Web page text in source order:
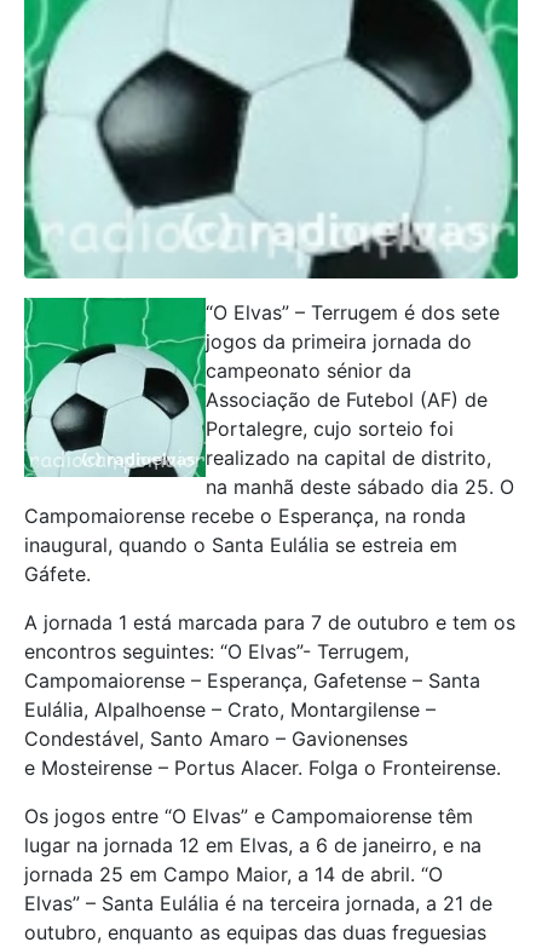
“O Elvas” – Terrugem é dos sete
jogos da primeira jornada do
campeonato sénior da
Associação de Futebol (AF) de
Portalegre, cujo sorteio foi
realizado na capital de distrito,
na manhã deste sábado dia 25. O
Campomaiorense recebe o Esperança, na ronda
inaugural, quando o Santa Eulália se estreia em
Gáfete.
A jornada 1 está marcada para 7 de outubro e tem os
encontros seguintes: “O Elvas”- Terrugem,
Campomaiorense – Esperança, Gafetense – Santa
Eulália, Alpalhoense – Crato, Montargilense –
Condestável, Santo Amaro – Gavionenses
e Mosteirense – Portus Alacer. Folga o Fronteirense.
Os jogos entre “O Elvas” e Campomaiorense têm
lugar na jornada 12 em Elvas, a 6 de janeirro, e na
jornada 25 em Campo Maior, a 14 de abril. “O
Elvas” – Santa Eulália é na terceira jornada, a 21 de
outubro, enquanto as equipas das duas freguesias